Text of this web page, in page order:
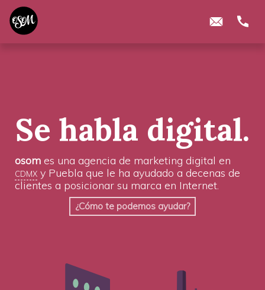
Se habla digital.
osom es una agencia de marketing digital en
cdmx y Puebla que le ha ayudado a decenas de
clientes a posicionar su marca en Internet.
¿Cómo te podemos ayudar?